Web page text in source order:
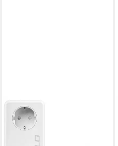
DEVOLO
Giga Bridge – Glasfaser-
Highspeed bis ins Zentrum
des 8949 Netzwerk-Adapter